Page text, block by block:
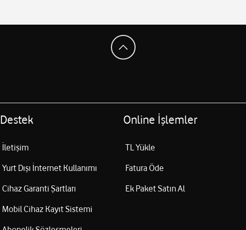
Destek
İletişim
Yurt Dışı İnternet Kullanımı
Cihaz Garanti Şartları
Mobil Cihaz Kayıt Sistemi
Online İşlemler
TL Yükle
Fatura Öde
Ek Paket Satın Al